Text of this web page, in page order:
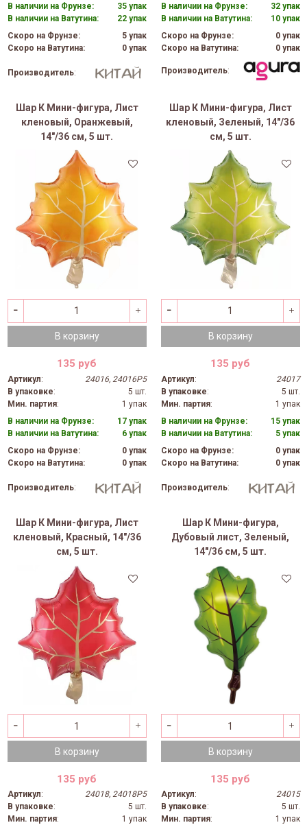
В наличии на Фрунзе:
35 упак
В наличии на Ватутина:
22 упак
Скоро на Фрунзе:
5 упак
Скоро на Ватутина:
0 упак
Производитель:
В наличии на Фрунзе:
32 упак
В наличии на Ватутина:
10 упак
Скоро на Фрунзе:
0 упак
Скоро на Ватутина:
0 упак
Производитель:
Шар К Мини-фигура, Лист
кленовый, Оранжевый,
14"/36 см, 5 шт.
В корзину
135 руб
Артикул:
24016, 24016P5
В упаковке:
5 шт.
Мин. партия:
1 упак
В наличии на Фрунзе:
17 упак
В наличии на Ватутина:
6 упак
Скоро на Фрунзе:
0 упак
Скоро на Ватутина:
0 упак
Производитель:
Шар К Мини-фигура, Лист
кленовый, Зеленый, 14"/36
см, 5 шт.
В корзину
135 руб
Артикул:
24017
В упаковке:
5 шт.
Мин. партия:
1 упак
В наличии на Фрунзе:
15 упак
В наличии на Ватутина:
5 упак
Скоро на Фрунзе:
0 упак
Скоро на Ватутина:
0 упак
Производитель:
Шар К Мини-фигура, Лист
кленовый, Красный, 14"/36
см, 5 шт.
В корзину
135 руб
Артикул:
24018, 24018P5
В упаковке:
5 шт.
Мин. партия:
1 упак
Шар К Мини-фигура,
Дубовый лист, Зеленый,
14"/36 см, 5 шт.
В корзину
135 руб
Артикул:
24015
В упаковке:
5 шт.
Мин. партия:
1 упак